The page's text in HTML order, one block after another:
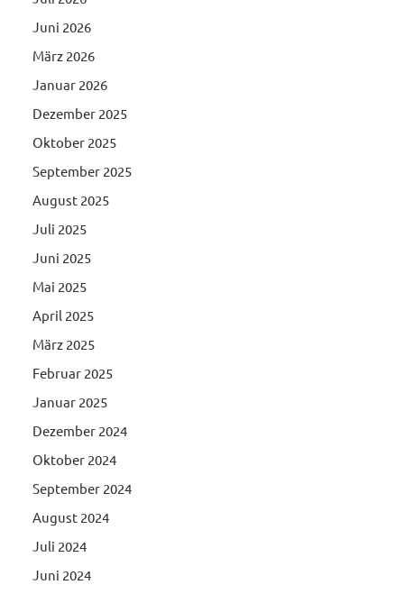
Juni 2026
März 2026
Januar 2026
Dezember 2025
Oktober 2025
September 2025
August 2025
Juli 2025
Juni 2025
Mai 2025
April 2025
März 2025
Februar 2025
Januar 2025
Dezember 2024
Oktober 2024
September 2024
August 2024
Juli 2024
Juni 2024